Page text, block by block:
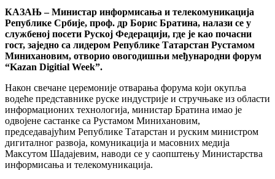
Link
Share
КАЗАЊ – Министар информисања и телекомуникација
Републике Србије, проф. др Борис Братина, налази се у
службеној посети Руској Федерацији, где је као почасни
гост, заједно са лидером Републике Татарстан Рустамом
Минихановим, отворио овогодишњи међународни форум
“Kazan Digitial Week”.
Након свечане церемоније отварања форума који окупља
водеће представнике руске индустрије и стручњаке из области
информационих технологија, министар Братина имао је
одвојене састанке са Рустамом Минихановим,
председавајућим Републике Татарстан и руским министром
дигиталног развоја, комуникација и масовних медија
Максутом Шадајевим, наводи се у саопштењу Министарства
информисања и телекомуникација.